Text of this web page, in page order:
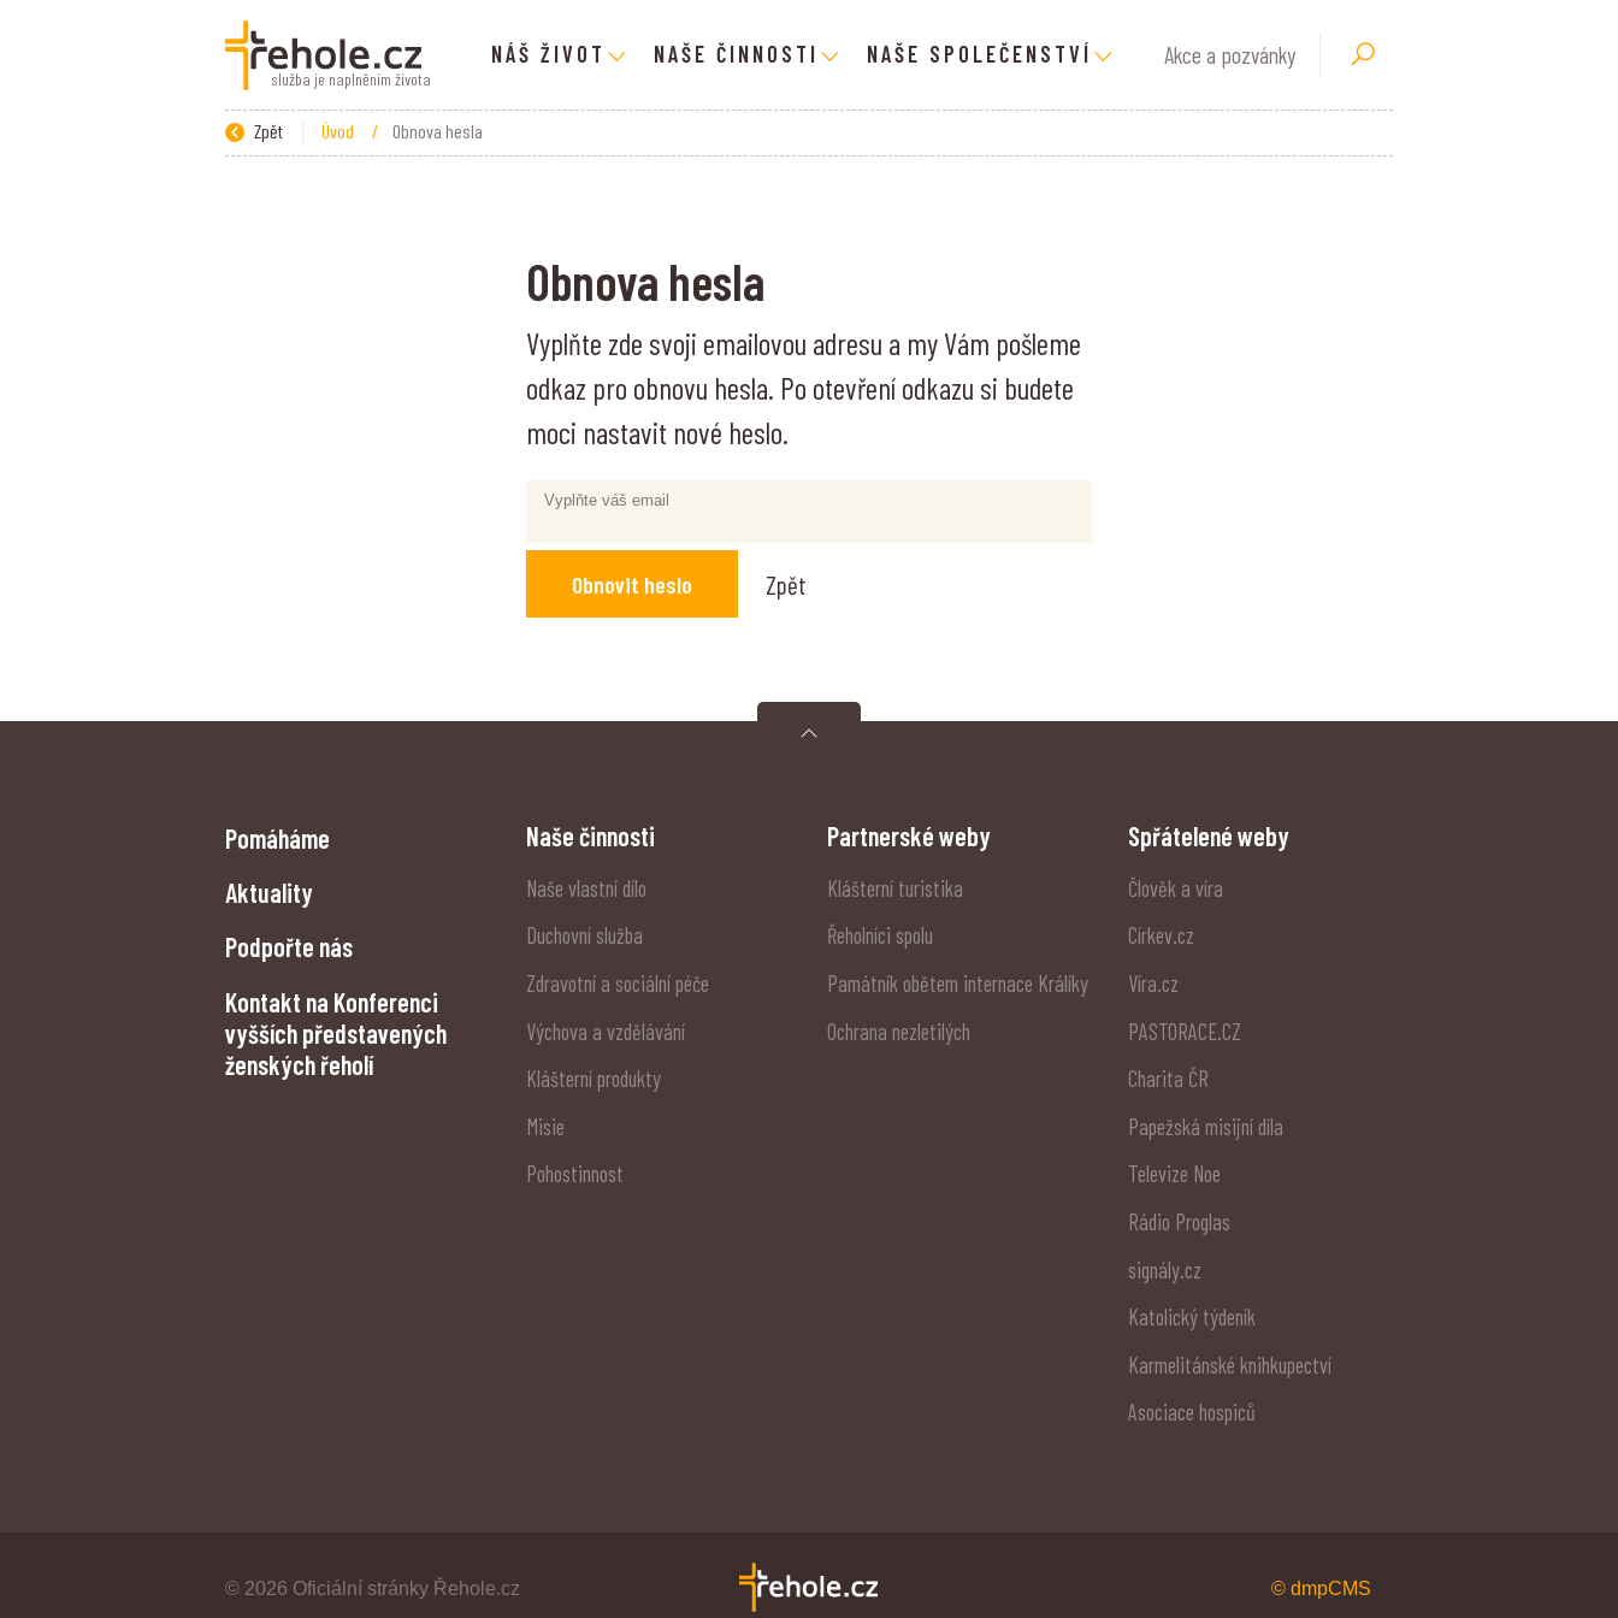
služba je naplněním života
NÁŠ ŽIVOT NAŠE ČINNOSTI NAŠE SPOLEČENSTVÍ Akce a pozvánky
Zpět Úvod / Obnova hesla
Obnova hesla
Vyplňte zde svoji emailovou adresu a my Vám pošleme
odkaz pro obnovu hesla. Po otevření odkazu si budete
moci nastavit nové heslo.
Vyplňte váš email
Obnovit heslo Zpět
Pomáháme
Aktuality
Podpořte nás
Kontakt na Konferenci
vyšších představených
ženských řeholí
Naše činnosti
Naše vlastní dílo
Duchovní služba
Zdravotní a sociální péče
Výchova a vzdělávání
Klášterní produkty
Misie
Pohostinnost
Partnerské weby
Klášterní turistika
Řeholníci spolu
Památník obětem internace Králíky
Ochrana nezletilých
Spřátelené weby
Člověk a víra
Církev.cz
Víra.cz
PASTORACE.CZ
Charita ČR
Papežská misijní díla
Televize Noe
Rádio Proglas
signály.cz
Katolický týdeník
Karmelitánské knihkupectví
Asociace hospiců
© 2026 Oficiální stránky Řehole.cz © dmpCMS